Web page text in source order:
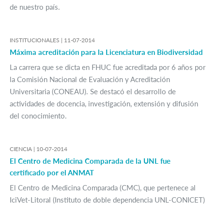
de nuestro país.
INSTITUCIONALES | 11-07-2014
Máxima acreditación para la Licenciatura en Biodiversidad
La carrera que se dicta en FHUC fue acreditada por 6 años por
la Comisión Nacional de Evaluación y Acreditación
Universitaria (CONEAU). Se destacó el desarrollo de
actividades de docencia, investigación, extensión y difusión
del conocimiento.
CIENCIA | 10-07-2014
El Centro de Medicina Comparada de la UNL fue
certificado por el ANMAT
El Centro de Medicina Comparada (CMC), que pertenece al
IciVet-Litoral (Instituto de doble dependencia UNL-CONICET)